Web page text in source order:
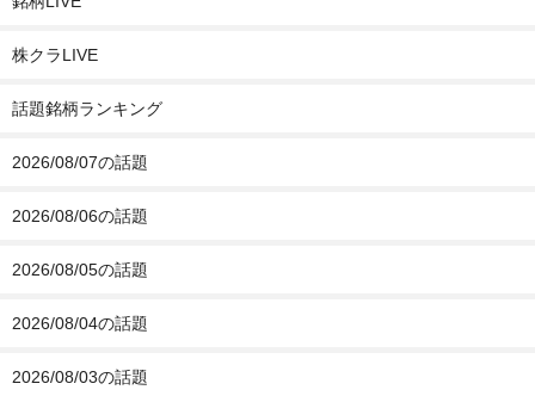
株クラLIVE
話題銘柄ランキング
2026/08/07の話題
2026/08/06の話題
2026/08/05の話題
2026/08/04の話題
2026/08/03の話題